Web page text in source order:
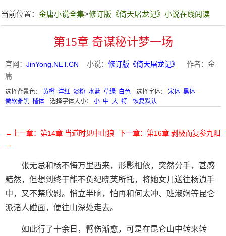
当前位置： 金庸小说全集>修订版《倚天屠龙记》小说在线阅读
第15章 奇谋秘计梦一场
官网： JinYong.NET.CN 小说： 修订版《倚天屠龙记》
作者：金
庸
选择背景色： 黄橙 洋红 淡粉 水蓝 草绿 白色 选择字体： 宋体 黑体
微软雅黑 楷体 选择字体大小： 小 中 大 特 恢复默认
←上一章：第14章 当道时见中山狼
下一章：第16章 剥极而复参九阳
→
张无忌和杨不悔万里西来，形影相依，突然分手，甚感
黯然，但想到终于能不负纪晓芙所托，将她女儿送往杨逍手
中，又不禁欣慰。悄立半晌，怕再和何太冲、班淑娴等昆仑
派诸人碰面，便往山深处走去。
如此行了十余日，臂伤渐愈，可是在昆仑山中转来转